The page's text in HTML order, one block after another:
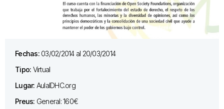
Fechas: 03/02/2014 al 20/03/2014
Tipo: Virtual
Lugar: AulaIDHC.org
Preus: General: 160€